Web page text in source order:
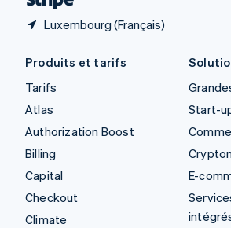
Luxembourg (Français)
Produits et tarifs
Tarifs
Atlas
Authorization Boost
Billing
Capital
Checkout
Climate
Start-
E-